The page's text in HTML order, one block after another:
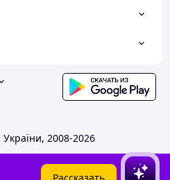
2008-2026